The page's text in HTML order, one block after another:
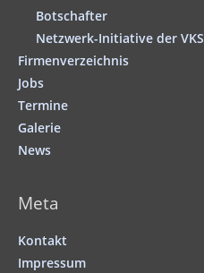
Botschafter
Netzwerk-Initiative der VKS
Firmenverzeichnis
Jobs
Termine
Galerie
News
Meta
Kontakt
Impressum